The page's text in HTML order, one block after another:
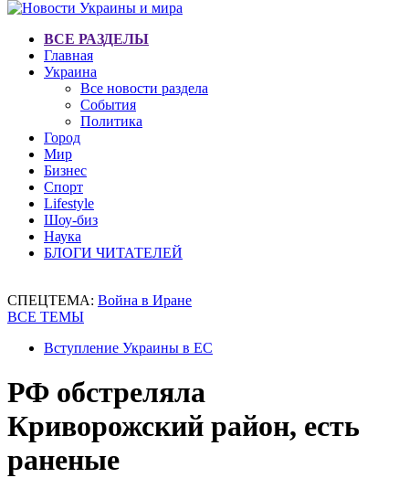
ВСЕ РАЗДЕЛЫ
Главная
Украина
Все новости раздела
События
Политика
Город
Мир
Бизнес
Спорт
Lifestyle
Шоу-биз
Наука
БЛОГИ ЧИТАТЕЛЕЙ
СПЕЦТЕМА: Война в Иране
ВСЕ ТЕМЫ
Вступление Украины в ЕС
РФ обстреляла
Криворожский район, есть
раненые